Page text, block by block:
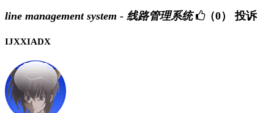
line management system - 线路管理系统 （0） 投诉
IJXXIADX